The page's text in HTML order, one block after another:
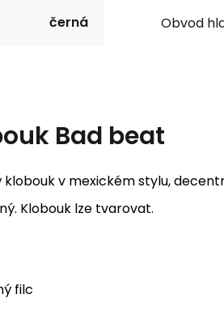
černá Obvod
Bad beat
klobouk v mexickém stylu,
Klobouk lze tvarovat.
filc